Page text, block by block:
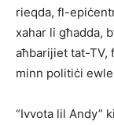
rieqda, fl-
xahar li għadda,
aħbarijiet tat-TV,
minn politiċi
“Ivvota lil Andy”